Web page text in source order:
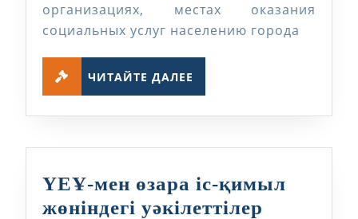
организациях, местах оказания
социальных услуг населению города
ЧИТАЙТЕ ДАЛЕЕ
ҮЕҰ-мен өзара іс-қимыл
жөніндегі уәкілеттілер